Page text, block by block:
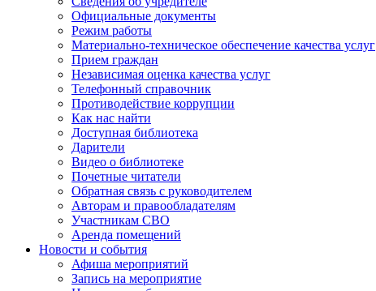
Официальные документы
Режим работы
Материально-техническое обеспечение качества услуг
Прием граждан
Независимая оценка качества услуг
Телефонный справочник
Противодействие коррупции
Как нас найти
Доступная библиотека
Дарители
Видео о библиотеке
Почетные читатели
Обратная связь с руководителем
Авторам и правообладателям
Участникам СВО
Аренда помещений
Новости и события
Афиша мероприятий
Запись на мероприятие